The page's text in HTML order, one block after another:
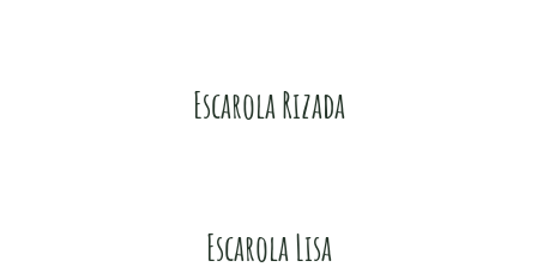
Escarola Rizada
Escarola Lisa